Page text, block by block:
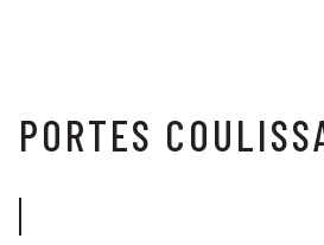
PORTES